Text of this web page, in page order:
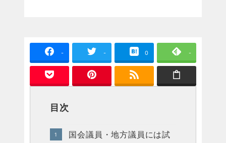
- - 0 -
目次
国会議員・地方議員には試